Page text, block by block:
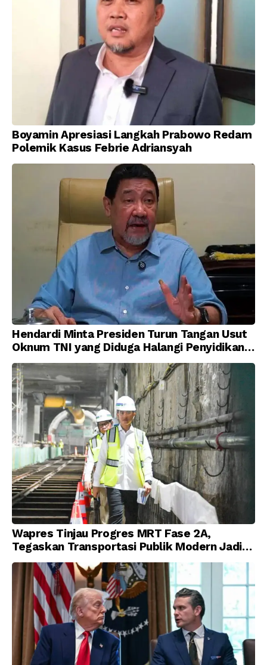
Boyamin Apresiasi Langkah Prabowo Redam
Polemik Kasus Febrie Adriansyah
Hendardi Minta Presiden Turun Tangan Usut
Oknum TNI yang Diduga Halangi Penyidikan
Korupsi
Wapres Tinjau Progres MRT Fase 2A,
Tegaskan Transportasi Publik Modern Jadi
Prioritas Nasional